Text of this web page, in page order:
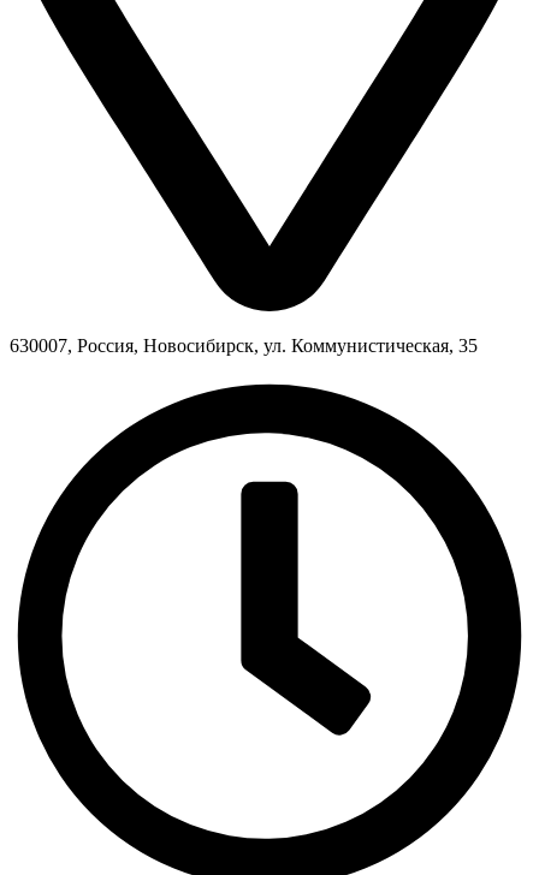
630007, Россия, Новосибирск, ул. Коммунистическая, 35